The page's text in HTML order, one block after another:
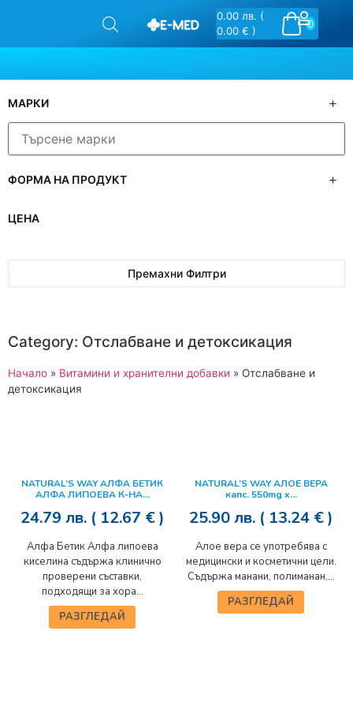
0
0.00 лв. (
0.00 € )
МАРКИ
ФОРМА НА ПРОДУКТ
ЦЕНА
Премахни Филтри
Category: Отслабване и детоксикация
Начало » Витамини и хранителни добавки » Отслабване и
детоксикация
NATURAL’S WAY АЛФА БЕТИК
АЛФА ЛИПОЕВА К-НА...
24.79 лв. ( 12.67 € )
Алфа Бетик Алфа липоева
киселина съдържа клинично
проверени съставки,
подходящи за хора...
РАЗГЛЕДАЙ
NATURAL’S WAY АЛОЕ ВЕРА
капс. 550mg x...
25.90лв. ( 13.24 € )
Алое вера се употребява с
медицински и косметични цели.
Съдържа манани, полиманан,...
РАЗГЛЕДАЙ